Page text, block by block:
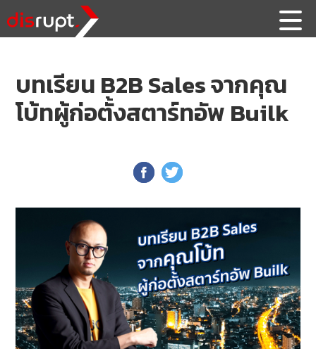
บทเรียน B2B Sales จากคุณ
โบ้ทผู้ก่อตั้งสตาร์ทอัพ Builk